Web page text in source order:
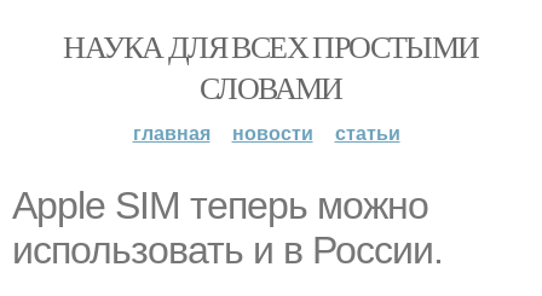
НАУКА ДЛЯ ВСЕХ ПРОСТЫМИ
СЛОВАМИ
главная новости статьи
Apple SIM теперь можно
использовать и в России.